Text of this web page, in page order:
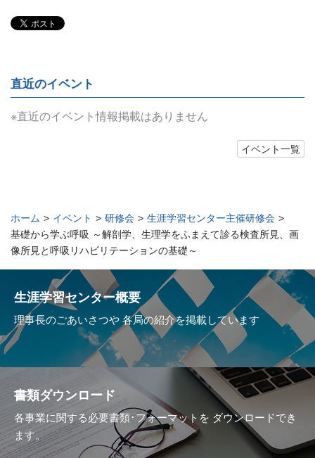
直近のイベント
※直近のイベント情報掲載はありません
イベント一覧
ホーム > イベント > 研修会 > 生涯学習センター主催研修会 >
基礎から学ぶ呼吸 ～解剖学、生理学をふまえて診る検査所見、画
像所見と呼吸リハビリテーションの基礎～
生涯学習センター概要
理事長のごあいさつや 各局の紹介を掲載しています
書類ダウンロード
各事業に関する必要書類･フォーマットを ダウンロードでき
ます。